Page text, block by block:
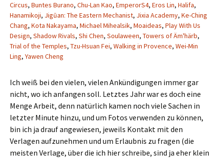
Circus, Buntes Burano, Chu-Lan Kao, EmperorS4, Eros Lin, Halifa,
Hanamikoji, Jigūan: The Eastern Mechanist, Jixia Academy, Ke-Ching
Chang, Kota Nakayama, Michael Mihealsik, Moaideas, Play With Us
Design, Shadow Rivals, Shi Chen, Soulaween, Towers of Äm'härb,
Trial of the Temples, Tzu-Hsuan Fei, Walking in Provence, Wei-Min
Ling, Yawen Cheng
Ich weiß bei den vielen, vielen Ankündigungen immer gar
nicht, wo ich anfangen soll. Letztes Jahr war es doch eine
Menge Arbeit, denn natürlich kamen noch viele Sachen in
letzter Minute hinzu, und um Fotos verwenden zu können,
bin ich ja drauf angewiesen, jeweils Kontakt mit den
Verlagen aufzunehmen und um Erlaubnis zu fragen (die
meisten Verlage, über die ich hier schreibe, sind ja eher klein